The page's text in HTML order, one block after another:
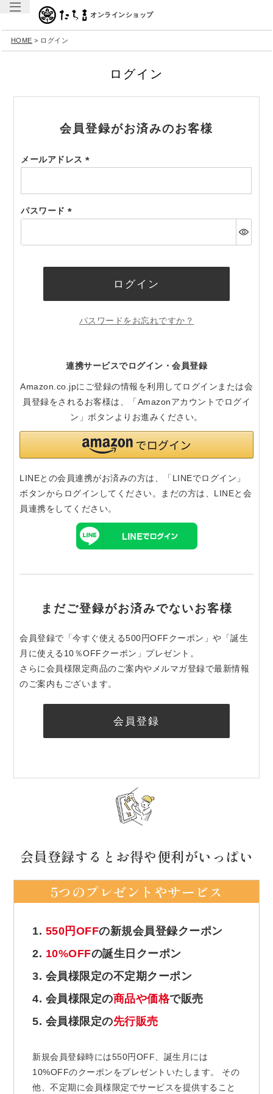
オンラインショップ
HOME ログイン
ログイン
会員登録がお済みのお客様
メールアドレス
須)
パスワード
須)
ログイン
パスワードをお忘れですか？
連携サービスでログイン・会員登録
Amazon.co.jpにご登録の情報を利用してログインまたは会
員登録をされるお客様は、「Amazonアカウントでログイ
ン」ボタンよりお進みください。
LINEとの会員連携がお済みの方は、「LINEでログイン」
ボタンからログインしてください。まだの方は、 LINEと会
員連携をしてください。
まだご登録がお済みでないお客様
会員登録で「今すぐ使える500円OFFクーポン」や「誕生
月に使える10％OFFクーポン」プレゼント。
さらに会員様限定商品のご案内やメルマガ登録で最新情報
のご案内もございます。
会員登録
会員登録するとお得や便利がいっぱい
5つのプレゼントやサービス
1. 550円OFFの新規会員登録クーポン
2. 10%OFFの誕生日クーポン
3. 会員様限定の不定期クーポン
4. 会員様限定の商品や価格で販売
5. 会員様限定の先行販売
新規会員登録時には550円OFF、誕生月には
10%OFFのクーポンをプレゼントいたします。 その
他、不定期に会員様限定でサービスを提供すること